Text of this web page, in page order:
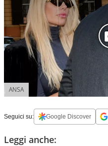
ANSA
Seguici su: Google Discover
Leggi anche: